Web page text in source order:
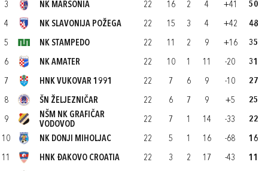
3 NK MARSONIA 22 16 2 4 +41 50
4 NK SLAVONIJA POŽEGA 22 15 3 4 +42 48
5 NK STAMPEDO 22 11 2 9 +16 35
6 NK AMATER 22 10 1 11 -20 31
7 HNK VUKOVAR 1991 22 7 6 9 -10 27
8 ŠN ŽELJEZNIČAR 22 6 7 9 +5 25
9
NŠM NK GRAFIČAR
VODOVOD
22 7 1 14 -33 22
10 NK DONJI MIHOLJAC 22 5 1 16 -68 16
11 HNK ĐAKOVO CROATIA 22 3 2 17 -43 11